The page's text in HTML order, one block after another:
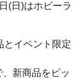
(日)はホビーラ
とイベント限定
新商品をピッ